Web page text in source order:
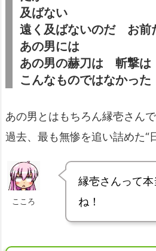
及ばない
遠く及ばないのだ お前
あの男には
あの男の赫刀は 斬撃は
こんなものではなかった
あの男とはもちろん縁壱さんで
過去、最も無惨を追い詰めた“
こころ
縁壱さんって
ね！